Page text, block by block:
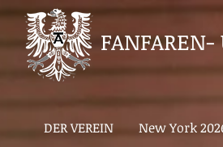
DER VEREIN New York